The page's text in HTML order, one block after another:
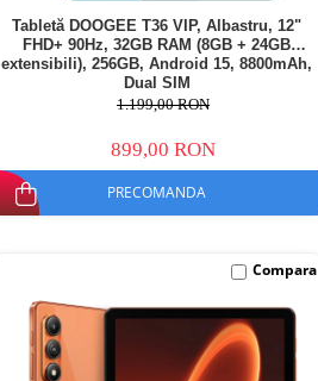
Tabletă DOOGEE T36 VIP, Albastru, 12"
FHD+ 90Hz, 32GB RAM (8GB + 24GB
extensibili), 256GB, Android 15, 8800mAh,
Dual SIM
1.199,00 RON
899,00 RON
PRECOMANDA
Compara